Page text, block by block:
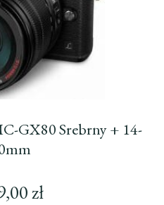
GX80 Srebrny + 14-
zł